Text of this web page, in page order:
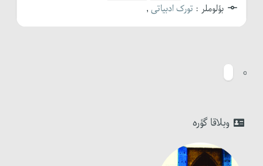
بؤلوملر : تورک ادبیاتی ,
وبلاقا گؤره